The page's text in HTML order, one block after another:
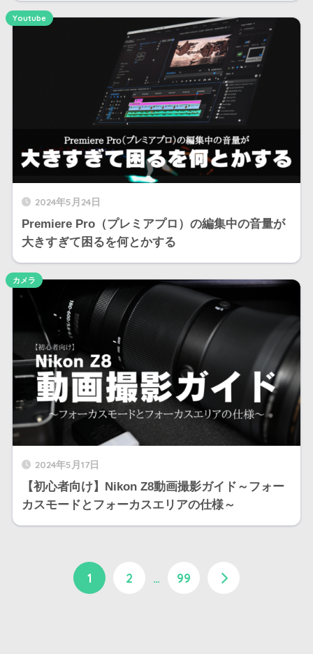
2024年5月24日
Premiere Pro（プレミアプロ）の編集中の音量が
大きすぎて困るを何とかする
Youtube
2024年5月17日
【初心者向け】Nikon Z8動画撮影ガイド～フォー
カスモードとフォーカスエリアの仕様～
カメラ
1 2 … 99